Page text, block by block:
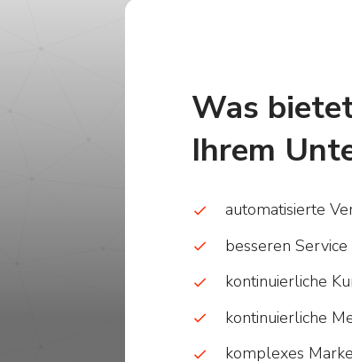
Was
Ihrem
automatisierte
besseren
kontinuierliche
kontinuierliche
komplexes